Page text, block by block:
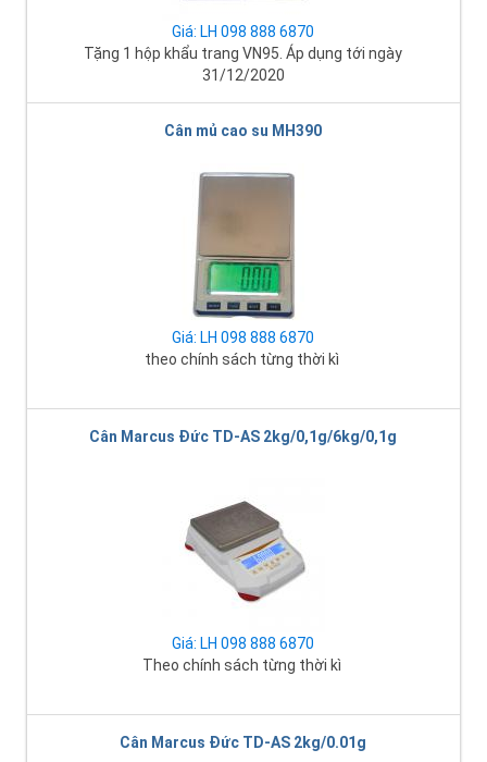
Giá: LH 098 888 6870
Tặng 1 hộp khẩu trang VN95. Áp dụng tới ngày
31/12/2020
Cân mủ cao su MH390
Giá: LH 098 888 6870
theo chính sách từng thời kì
Cân Marcus Đức TD-AS 2kg/0,1g/6kg/0,1g
Giá: LH 098 888 6870
Theo chính sách từng thời kì
Cân Marcus Đức TD-AS 2kg/0.01g